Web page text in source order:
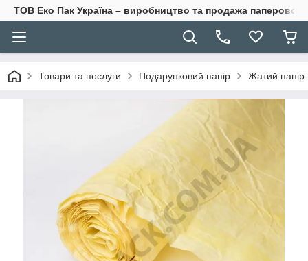
ТОВ Еко Пак Україна – виробництво та продажа паперової
Товари та послуги Подарунковий папір Жатий папір